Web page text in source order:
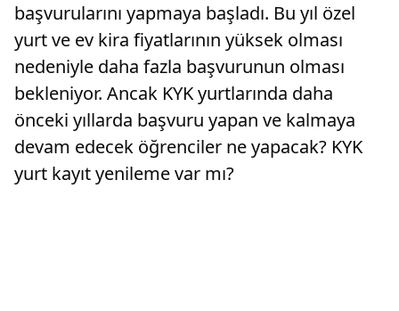
başvurularını yapmaya başladı. Bu yıl özel
yurt ve ev kira fiyatlarının yüksek olması
nedeniyle daha fazla başvurunun olması
bekleniyor. Ancak KYK yurtlarında daha
önceki yıllarda başvuru yapan ve kalmaya
devam edecek öğrenciler ne yapacak? KYK
yurt kayıt yenileme var mı?